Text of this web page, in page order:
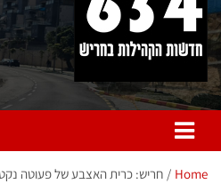
חריש 634
חדשות הקהילות בחריש
Home חריש: כרית האצבע של פעוטה